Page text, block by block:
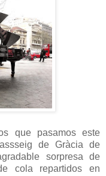
que pasamos este
de Gràcia de
sorpresa de
cola repartidos en